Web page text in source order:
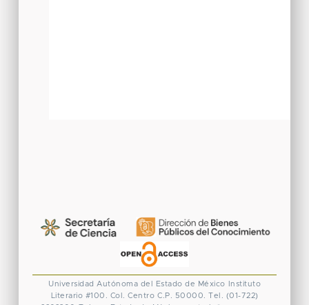
Universidad Autónoma del Estado de México
Instituto
Literario #100. Col. Centro C.P. 50000. Tel. (01-722)